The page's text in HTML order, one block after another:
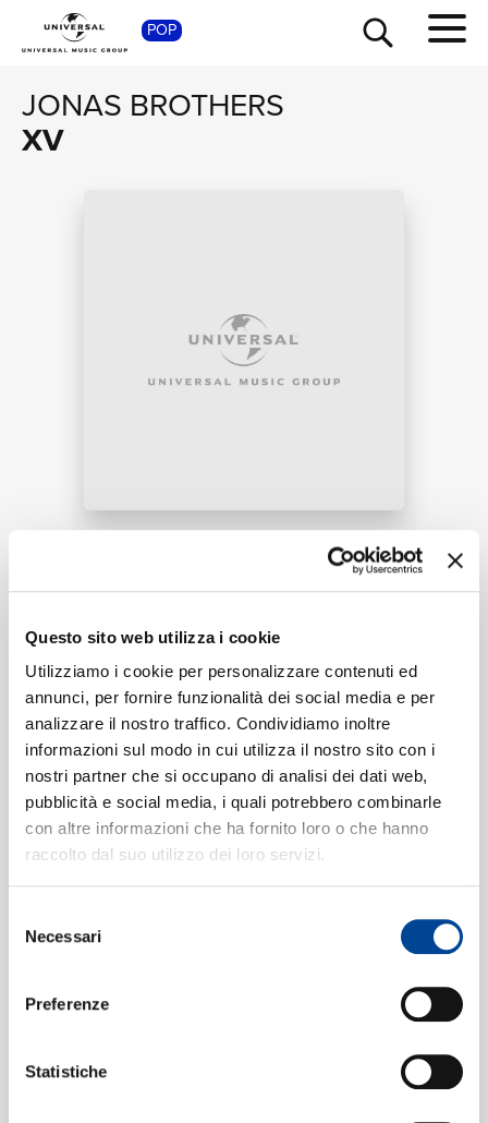
Questo sito web utilizza i cookie
Utilizziamo i cookie per personalizzare contenuti ed
annunci, per fornire funzionalità dei social media e per
analizzare il nostro traffico. Condividiamo inoltre
informazioni sul modo in cui utilizza il nostro sito con i
nostri partner che si occupano di analisi dei dati web,
pubblicità e social media, i quali potrebbero combinarle
con altre informazioni che ha fornito loro o che hanno
raccolto dal suo utilizzo dei loro servizi.
delNecessari
Preferenze
Statistiche
POP
JONAS BROTHERS
XV
Tracklist:
1 X
Jonas Brothers, KAROL G
2 Five More Minutes
Jonas Brothers
Formati disponibili:
Data di pubblicazione:
SHOP
TOUR
RICERCA
CHI SIAMO
CONTATTI
NEWSLETTER